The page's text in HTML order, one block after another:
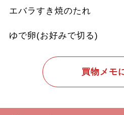
エバラすき焼のたれ
ゆで卵(お好みで切る)
買物メモ